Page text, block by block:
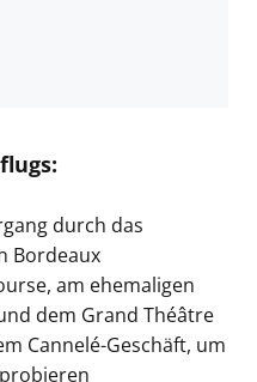
durch das
Bordeaux
am ehemaligen
dem Grand Théâtre
Cannelé-Geschäft, um